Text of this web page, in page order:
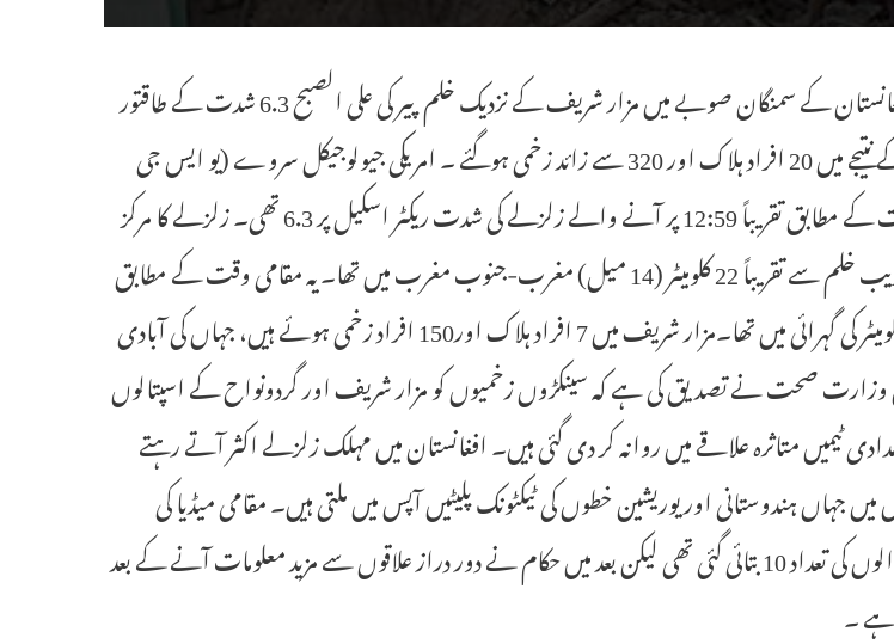
کابل، 3 نومبر (یواین آئی) افغانستان کے سمنگان صوبے میں مزار شریف کے نزدیک خلم پیر کی علی الصبح 6.3 شدت کے طاقتور
زلزلے سے لرز اُٹھا، جس کے نتیجے میں 20 افراد ہلاک اور 320 سے زائد زخمی ہوگئے ۔ امریکی جیولوجیکل سروے (یو ایس جی
ایس) کے مطابق مقامی وقت کے مطابق تقریباً 12:59 پر آنے والے زلزلے کی شدت ریکٹر اسکیل پر 6.3 تھی۔ زلزلے کا مرکز
شمالی شہر مزار شریف کے قریب خلم سے تقریباً 22 کلومیٹر (14 میل) مغرب-جنوب مغرب میں تھا۔یہ مقامی وقت کے مطابق
تقریباً 12:59 بجے آیا جو 28 کلومیٹر کی گہرائی میں تھا۔مزار شریف میں 7 افراد ہلاک اور150 افراد زخمی ہوئے ہیں، جہاں کی آبادی
ہے ۔ افغان وزارت صحت نے تصدیق کی ہے کہ سینکڑوں زخمیوں کو مزار شریف اور گردونواح کے اسپتالوں
ٹیمیں متاثرہ علاقے میں روانہ کر دی گئی ہیں۔ افغانستان میں مہلک زلزلے اکثر آتے رہتے
جہاں ہندوستانی اور یوریشین خطوں کی ٹیکٹونک پلیٹیں آپس میں ملتی ہیں۔ مقامی میڈیا کی
ابتدائی رپورٹوں میں مرنے والوں کی تعداد 10 بتائی گئی تھی لیکن بعد میں حکام نے دور دراز علاقوں سے مزید معلومات آنے کے بعد
ہے ۔